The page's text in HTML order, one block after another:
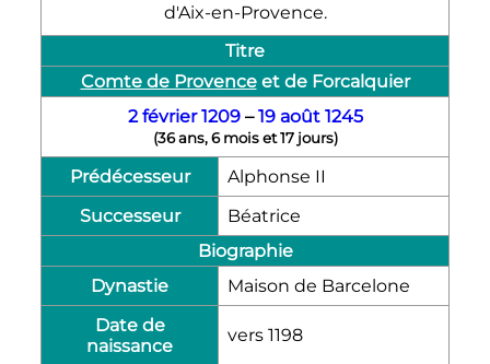
d'Aix-en-Provence.
Titre
Comte de Provenceet de Forcalquier
2 février 1209–19 août 1245
(36 ans, 6 mois et 17 jours)
Prédécesseur Alphonse II
Successeur
Béatrice
Biographie
Dynastie
Maison de Barcelone
Date de
naissance
vers 1198